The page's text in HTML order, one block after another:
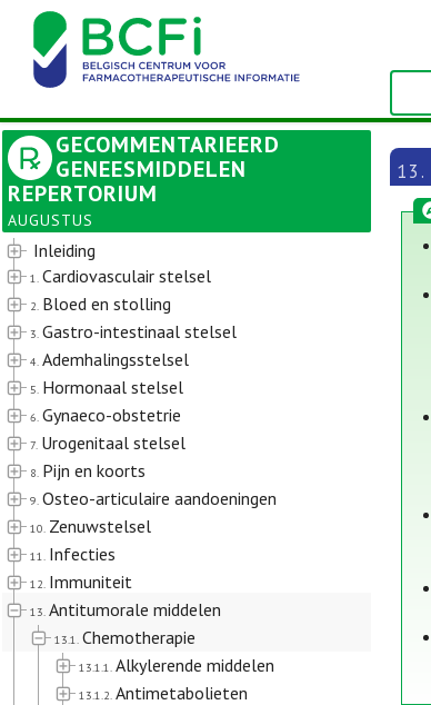
GECOMMENTARIEERD
GENEESMIDDELEN
REPERTORIUM
AUGUSTUS
Inleiding
1. Cardiovasculair stelsel
2. Bloed en stolling
3. Gastro-intestinaal stelsel
4. Ademhalingsstelsel
5. Hormonaal stelsel
6. Gynaeco-obstetrie
7. Urogenitaal stelsel
8. Pijn en koorts
9. Osteo-articulaire aandoeningen
10. Zenuwstelsel
11. Infecties
12. Immuniteit
13. Antitumorale middelen
13.1. Chemotherapie
13.1.1. Alkylerende middelen
13.1.2. Antimetabolieten
13.